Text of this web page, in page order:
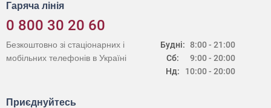
Гаряча лінія
0 800 30 20 60
Будні:
Сб:
Нд:
8:00 - 21:00
9:00 - 20:00
10:00 - 20:00
Безкоштовно зі стаціонарних і
мобільних телефонів в Україні
Приєднуйтесь